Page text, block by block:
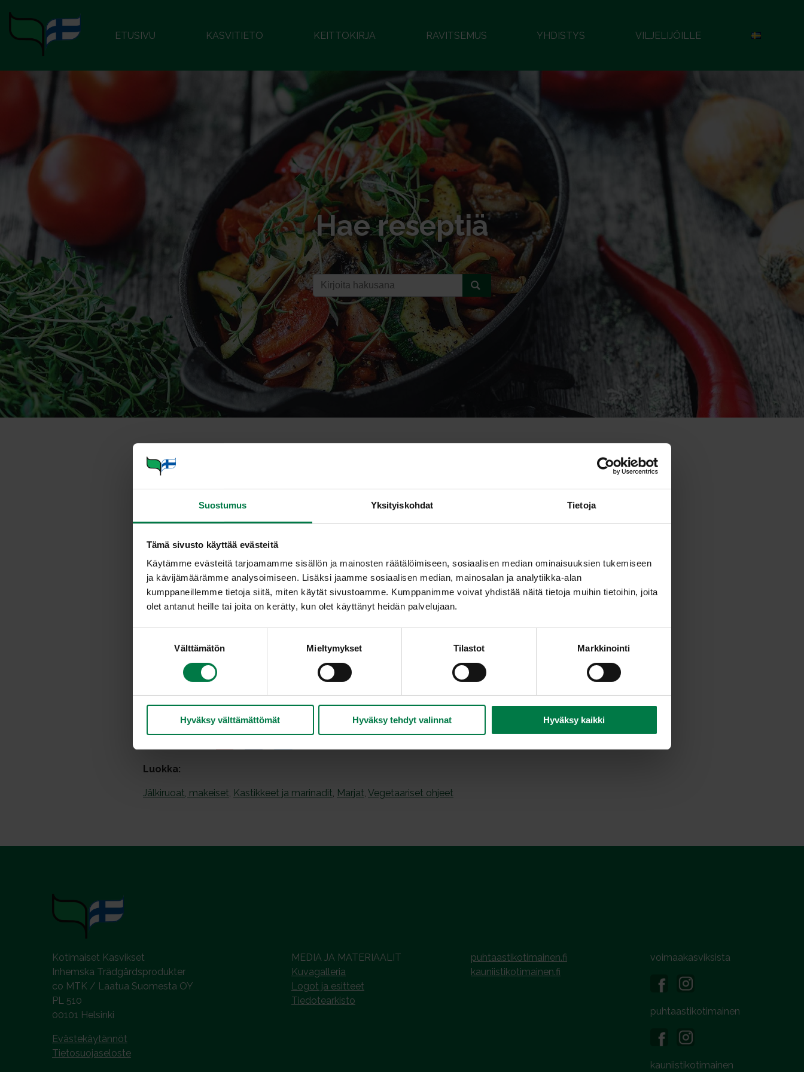
Suostumus Yksityiskohdat Tietoja
Tämä sivusto käyttää evästeitä
Käytämme evästeitä tarjoamamme sisällön ja mainosten räätälöimiseen, sosiaalisen median ominaisuuksien tukemiseen
ja kävijämäärämme analysoimiseen. Lisäksi jaamme sosiaalisen median, mainosalan ja analytiikka-alan
kumppaneillemme tietoja siitä, miten käytät sivustoamme. Kumppanimme voivat yhdistää näitä tietoja muihin tietoihin, joita
olet antanut heille tai joita on kerätty, kun olet käyttänyt heidän palvelujaan.
k
Välttämätön Mieltymykset Tilastot Markkinointi
Hyväksy välttämättömät Hyväksy tehdyt valinnat Hyväksy kaikki
ETUSIVU KASVITIETO KEITTOKIRJA RAVITSEMUS YHDISTYS VILJELIJÖILLE
Hae reseptiä
Mansikkakastike
0.5l mansikoita
dl vettä
dl sokeria
puserra sihdin läpi.
Keitä vettä ja sokeria noin 15 minuuttia.
Yhdistä liemi soseutettuihin tai paseerattuihin mansikoihin ja sekoita
kastikkeeksi.
Voit tehdä marjakastikkeen muistakin marjoista kuin mansikoista, esim.
vadelmista.
Marjakastike sopii erinomaisesti juustokakun lisäkkeeksi tai jäätelön
Ohje: Kotimaiset Kasvikset ry
Luokka:
Jälkiruoat, makeiset, Kastikkeet ja marinadit, Marjat, Vegetaariset ohjeet
Kotimaiset Kasvikset
Inhemska Trädgårdsprodukter
co MTK / Laatua Suomesta OY
PL 510
00101 Helsinki
Evästekäytännöt
Tietosuojaseloste
MEDIA JA MATERIAALIT
Kuvagalleria
Logot ja esitteet
Tiedotearkisto
puhtaastikotimainen.fi
kauniistikotimainen.fi
voimaakasviksista
puhtaastikotimainen
kauniistikotimainen